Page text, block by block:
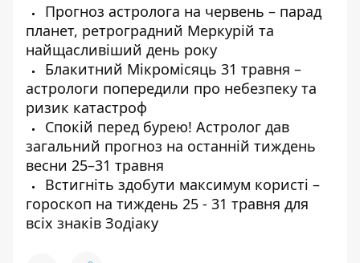
Прогноз астролога на червень – парад
планет, ретроградний Меркурій та
найщасливіший день року
Блакитний Мікромісяць 31 травня –
астрологи попередили про небезпеку та
ризик катастроф
Спокій перед бурею! Астролог дав
загальний прогноз на останній тиждень
весни 25–31 травня
Встигніть здобути максимум користі –
гороскоп на тиждень 25 - 31 травня для
всіх знаків Зодіаку